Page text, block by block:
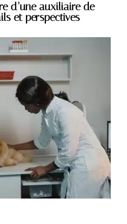
d’une auxiliaire de
et perspectives